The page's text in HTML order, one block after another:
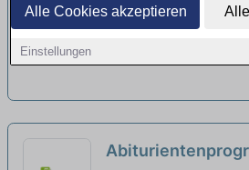
Alle Cookies akzeptieren
Einstellungen
Bankkaufmann
+ Bankfachwirt-
Deine Aufgaben |